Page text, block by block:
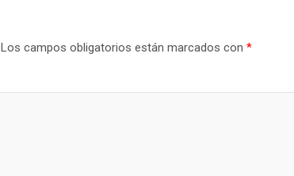
Los campos obligatorios están marcados con *